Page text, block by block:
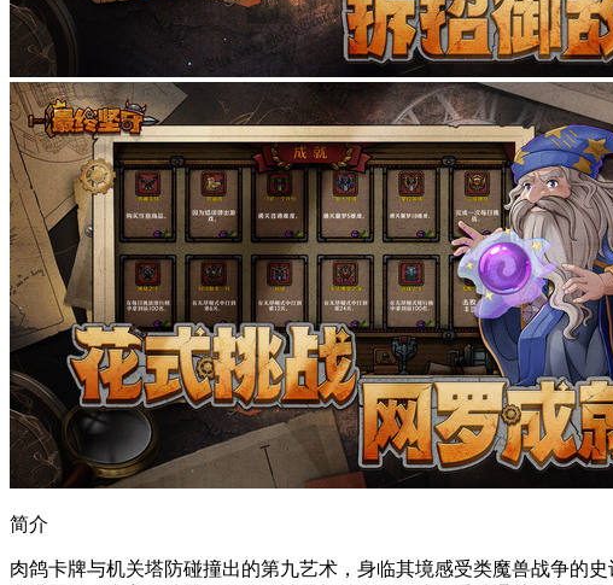
简介
肉鸽卡牌与机关塔防碰撞出的第九艺术，身临其境感受类魔兽战争的